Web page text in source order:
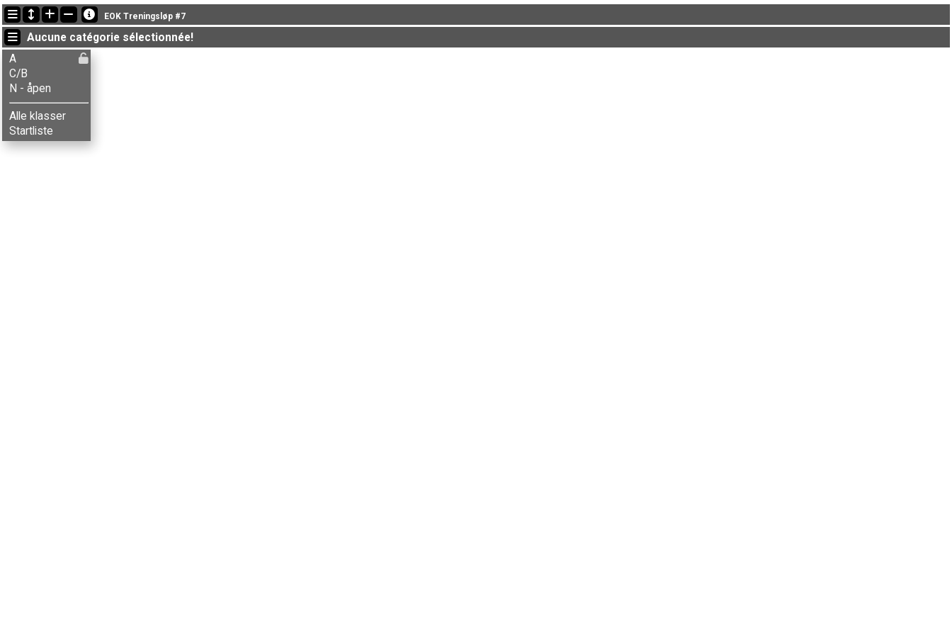
Dernières mises à jour
18:49:45: Marianne Sveen (A) a terminé , chrono: 32:36 (7)
18:44:05: Vebjørn Storaas (C/B) a terminé , chrono: 35:20 (8)
18:40:11: Elias S-Danielsen (A) a terminé , chrono: 19:55 (1)
EOK Treningsløp #7
Aucune catégorie sélectionnée!
A
C/B
N - åpen
Alle klasser
Startliste